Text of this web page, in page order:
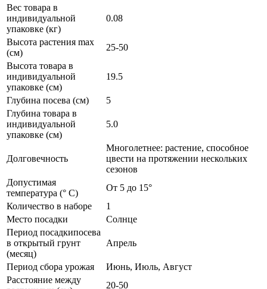
Вес товара в
индивидуальной
упаковке (кг)
0.08
Высота растения max
(см)
25-50
Высота товара в
индивидуальной
упаковке (см)
19.5
Глубина посева (см)
5
Глубина товара в
индивидуальной
упаковке (см)
5.0
Долговечность
Многолетнее: растение, способное
цвести на протяжении нескольких
сезонов
Допустимая
температура (° C)
От 5 до 15°
Количество в наборе
1
Место посадки
Солнце
Период посадкипосева
в открытый грунт
(месяц)
Апрель
Период сбора урожая
Июнь, Июль, Август
Расстояние между
20-50